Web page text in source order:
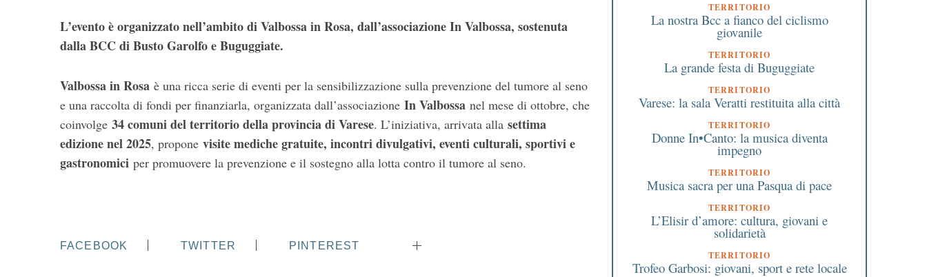
L’evento è organizzato nell’ambito di Valbossa in Rosa, dall’associazione In Valbossa, sostenuta
dalla BCC di Busto Garolfo e Buguggiate.
Valbossa in Rosa è una ricca serie di eventi per la sensibilizzazione sulla prevenzione del tumore al seno
e una raccolta di fondi per finanziarla, organizzata dall’associazione In Valbossa nel mese di ottobre, che
coinvolge 34 comuni del territorio della provincia di Varese. L’iniziativa, arrivata alla settima
edizione nel 2025, propone visite mediche gratuite, incontri divulgativi, eventi culturali, sportivi e
gastronomici per promuovere la prevenzione e il sostegno alla lotta contro il tumore al seno.
FACEBOOK TWITTER PINTEREST
TERRITORIO
La nostra Bcc a fianco del ciclismo
giovanile
TERRITORIO
La grande festa di Buguggiate
TERRITORIO
Varese: la sala Veratti restituita alla città
TERRITORIO
Donne In•Canto: la musica diventa
impegno
TERRITORIO
Musica sacra per una Pasqua di pace
TERRITORIO
L’Elisir d’amore: cultura, giovani e
solidarietà
TERRITORIO
Trofeo Garbosi: giovani, sport e rete locale